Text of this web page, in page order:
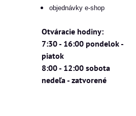
objednávky e-shop
Otváracie hodiny:
7:30 - 16:00 pondelok -
piatok
8:00 - 12:00 sobota
nedeľa - zatvorené